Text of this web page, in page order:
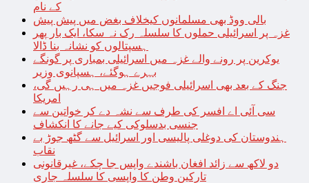
کے نام
بالی ووڈ بھی مسلمانوں کیخلاف بغض میں پیش پیش
غزہ پر اسرائیلی حملوں کا سلسلہ رک نہ سکا، ایک بار پھر
ہسپتالوں کو نشانہ بنا ڈالا
یوکرین پر رونے والے غزہ میں اسرائیلی بمباری پر گونگے
بہرے ہوگئے، ہسپانوی وزیر
جنگ کے بعد بھی اسرائیلی فوجیں غزہ میں ہی رہیں گی،
امریکا
سی آئی اے افسر کی طرف سے نشہ دے کر خواتین سے
جنسی بدسلوکی کیے جانے کا انکشاف
ہندوستان کی دوغلی پالیسی اور اسرائیل سے گٹھ جوڑ بے
نقاب
دو لاکھ سے زائد افغان باشندے واپس جا چکے، غیرقانونی
تارکین وطن کا واپسی کا سلسلہ جاری